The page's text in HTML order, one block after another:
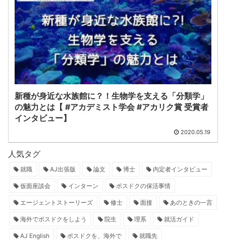
新種が身近な水族館に？！生物学を支える「分類学」
の魅力とは【 #アカデミスト学会 #アカリク賞 受賞者
インタビュー】
2020.05.19
人気タグ
就職 AJ出張版 論文 博士 内定者インタビュー
仮面座談会 インターン ポスドクの保活事情
エージェントストーリーズ 修士 面接 あのときの一言
海外でポスドクをしよう 院生 理系 就活ガイド
AJ English ポスドクを、海外で 就職先